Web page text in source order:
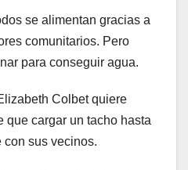
se alimentan gracias a
comunitarios. Pero
para conseguir agua.
Colbet quiere
que cargar un tacho hasta
con sus vecinos.